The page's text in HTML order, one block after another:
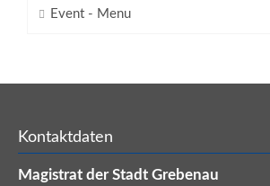
Event - Menu
Kontaktdaten
Magistrat der Stadt Grebenau